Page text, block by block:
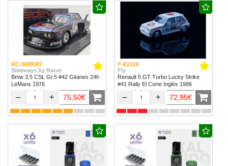
RC-SW0087
Sideways by Racer
Bmw 3,5 CSL Gr.5 #42 Gitanes 24h
LeMans 1976
– + 75,50€
F-E2119
Fly
Renault 5 GT Turbo Lucky Strike
#41 Rally El Corte Inglés 1986
– + 72,95€